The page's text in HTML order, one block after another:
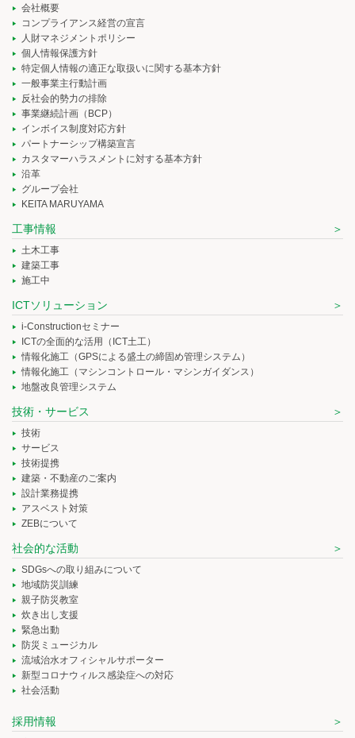
会社概要
コンプライアンス経営の宣言
人財マネジメントポリシー
個人情報保護方針
特定個人情報の適正な取扱いに関する基本方針
一般事業主行動計画
反社会的勢力の排除
事業継続計画（BCP）
インボイス制度対応方針
パートナーシップ構築宣言
カスタマーハラスメントに対する基本方針
沿革
グループ会社
KEITA MARUYAMA
工事情報
土木工事
建築工事
施工中
ICTソリューション
i-Constructionセミナー
ICTの全面的な活用（ICT土工）
情報化施工（GPSによる盛土の締固め管理システム）
情報化施工（マシンコントロール・マシンガイダンス）
地盤改良管理システム
技術・サービス
技術
サービス
技術提携
建築・不動産のご案内
設計業務提携
アスベスト対策
ZEBについて
社会的な活動
SDGsへの取り組みについて
地域防災訓練
親子防災教室
炊き出し支援
緊急出動
防災ミュージカル
流域治水オフィシャルサポーター
新型コロナウィルス感染症への対応
社会活動
採用情報